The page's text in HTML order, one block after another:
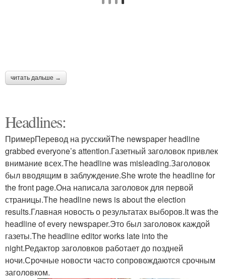
читать дальше →
Headlines:
ПримерПеревод на русскийThe newspaper headline
grabbed everyone’s attention.Газетный заголовок привлек
внимание всех.The headline was misleading.Заголовок
был вводящим в заблуждение.She wrote the headline for
the front page.Она написала заголовок для первой
страницы.The headline news is about the election
results.Главная новость о результатах выборов.It was the
headline of every newspaper.Это был заголовок каждой
газеты.The headline editor works late into the
night.Редактор заголовков работает до поздней
ночи.Срочные новости часто сопровождаются срочным
заголовком.